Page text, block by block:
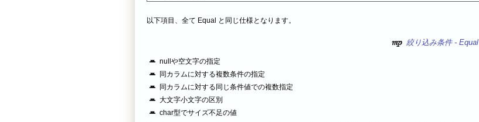
以下項目、全て Equal と同じ仕様となります。
絞り込み条件 - Equal
nullや空文字の指定
同カラムに対する複数条件の指定
同カラムに対する同じ条件値での複数指定
大文字小文字の区別
char型でサイズ不足の値